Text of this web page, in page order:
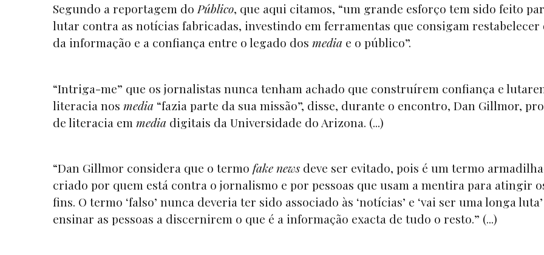
Segundo a reportagem doPúblico, que aqui citamos, “um grande esforço tem sido feito
lutar contra as notícias fabricadas, investindo em ferramentas que consigam
da informação e a confiança entre o legado dos media e o público”.
“Intriga-me” que os jornalistas nunca tenham achado que construírem confiança e
literacia nos media “fazia parte da sua missão”, disse, durante o encontro, Dan Gillmor,
de literacia em media digitais da Universidade do Arizona. (...)
“Dan Gillmor considera que o termo fake news deve ser evitado, pois é um termo
criado por quem está contra o jornalismo e por pessoas que usam a mentira para atingir
fins. O termo ‘falso’ nunca deveria ter sido associado às ‘notícias’ e ‘vai ser uma longa luta’
ensinar as pessoas a discernirem o que é a informação exacta de tudo o resto.” (...)